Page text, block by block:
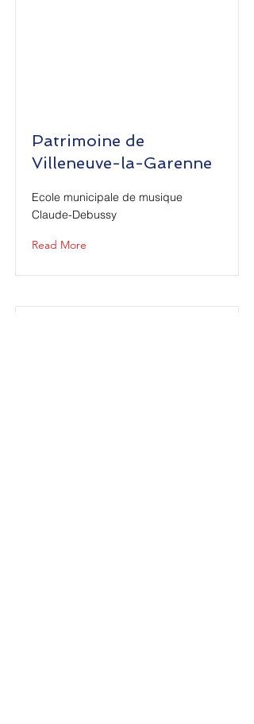
Patrimoine de
Villeneuve-la-Garenne
Ecole municipale de musique
Claude-Debussy
Read More